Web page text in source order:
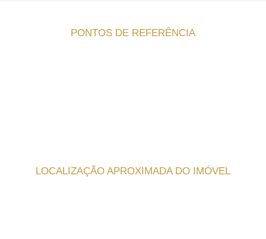
PONTOS DE REFERÊNCIA
LOCALIZAÇÃO APROXIMADA DO IMÓVEL